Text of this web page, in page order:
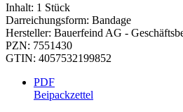
Inhalt: 1 Stück
Darreichungsform: Bandage
Hersteller: Bauerfeind AG -
PZN: 7551430
GTIN: 4057532199852
PDF
Beipackzettel